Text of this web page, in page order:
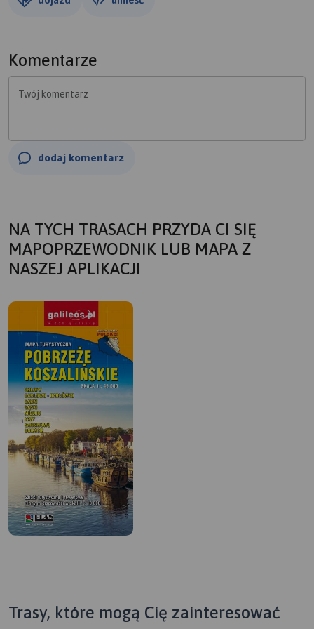
Komentarze
Twój komentarz
dodaj komentarz
NA TYCH TRASACH PRZYDA CI SIĘ
MAPOPRZEWODNIK LUB MAPA Z
NASZEJ APLIKACJI
Trasy, które mogą Cię zainteresować